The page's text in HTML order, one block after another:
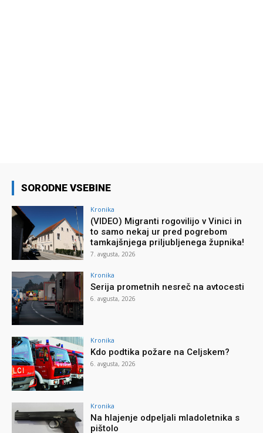
SORODNE VSEBINE
Kronika
(VIDEO) Migranti rogovilijo v Vinici in
to samo nekaj ur pred pogrebom
tamkajšnjega priljubljenega župnika!
7. avgusta, 2026
Kronika
Serija prometnih nesreč na avtocesti
6. avgusta, 2026
Kronika
Kdo podtika požare na Celjskem?
6. avgusta, 2026
Kronika
Na hlajenje odpeljali mladoletnika s
pištolo